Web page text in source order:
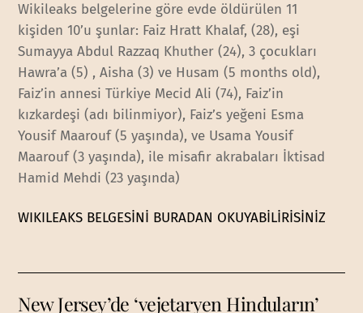
Wikileaks belgelerine göre evde öldürülen 11
kişiden 10’u şunlar: Faiz Hratt Khalaf, (28), eşi
Sumayya Abdul Razzaq Khuther (24), 3 çocukları
Hawra’a (5) , Aisha (3) ve Husam (5 months old),
Faiz’in annesi Türkiye Mecid Ali (74), Faiz’in
kızkardeşi (adı bilinmiyor), Faiz’s yeğeni Esma
Yousif Maarouf (5 yaşında), ve Usama Yousif
Maarouf (3 yaşında), ile misafir akrabaları İktisad
Hamid Mehdi (23 yaşında)
WIKILEAKS BELGESİNİ BURADAN OKUYABİLİRİSİNİZ
New Jersey’de ‘vejetaryen Hinduların’